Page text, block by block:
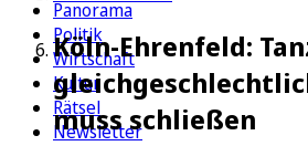
Panorama
Politik
Wirtschaft
Kultur
Rätsel
Newsletter
Köln-Ehrenfeld:
muss schließen